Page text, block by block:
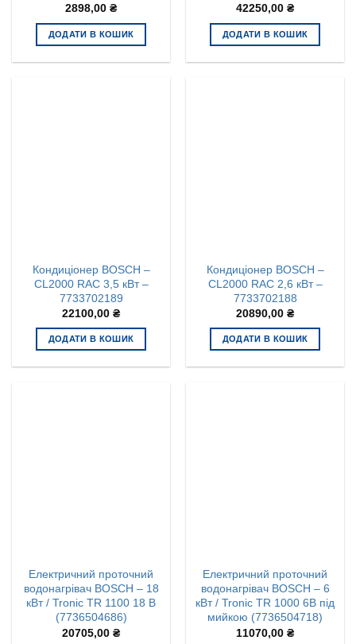
2898,00 ₴
ДОДАТИ В КОШИК
42250,00 ₴
ДОДАТИ В КОШИК
Кондиціонер BOSCH –
CL2000 RAC 3,5 кВт –
7733702189
22100,00 ₴
ДОДАТИ В КОШИК
Кондиціонер BOSCH –
CL2000 RAC 2,6 кВт –
7733702188
20890,00 ₴
ДОДАТИ В КОШИК
Електричний проточний
водонагрівач BOSCH – 18
кВт / Tronic TR 1100 18 B
(7736504686)
20705,00 ₴
Електричний проточний
водонагрівач BOSCH – 6
кВт / Tronic TR 1000 6B під
мийкою (7736504718)
11070,00 ₴